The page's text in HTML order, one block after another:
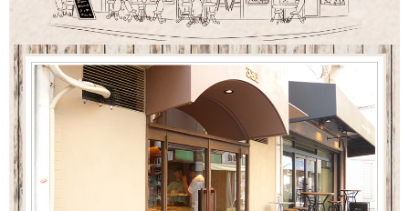
ログイン
会員IDをお忘れの方
パスワードをお忘れの方
セミナー・イベント
サイトマップ
ご利用ガイド
日清製粉（株）事業所一覧
小麦粉製品の取り扱いについて
弊社業務用小麦粉製品の表示について